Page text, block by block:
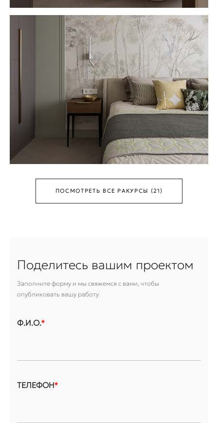
ПОСМОТРЕТЬ ВСЕ РАКУРСЫ (21)
Поделитесь вашим проектом
Заполните форму и мы свяжемся с вами, чтобы
опубликовать вашу работу
Ф.И.О.*
ТЕЛЕФОН*